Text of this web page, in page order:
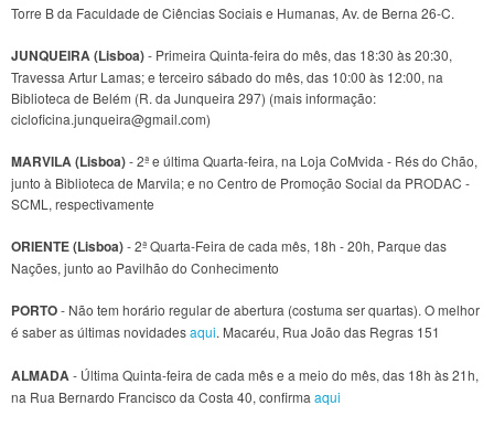
Torre B da Faculdade de Ciências Sociais e Humanas, Av. de Berna 26-C.
JUNQUEIRA (Lisboa)- Primeira Quinta-feira do mês, das 18:30 às 20:30,
Travessa Artur Lamas; e terceiro sábado do mês, das 10:00 às 12:00, na
Biblioteca de Belém (R. da Junqueira 297) (mais informação:
cicloficina.junqueira@gmail.com)
MARVILA (Lisboa)- 2ª e última Quarta-feira, na Loja CoMvida - Rés do Chão,
junto à Biblioteca de Marvila; e no Centro de Promoção Social da PRODAC -
SCML, respectivamente
ORIENTE (Lisboa)- 2ª Quarta-Feira de cada mês, 18h - 20h, Parque das
Nações, junto ao Pavilhão do Conhecimento
PORTO- Não tem horário regular de abertura (costuma ser quartas). O melhor
é saber as últimas novidadesaqui. Macaréu, Rua João das Regras 151
ALMADA - Última Quinta-feira de cada mês e a meio do mês, das 18h às 21h,
na Rua Bernardo Francisco da Costa 40, confirma aqui